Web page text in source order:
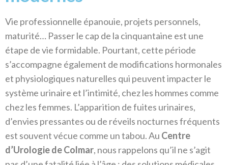
Vie professionnelle épanouie, projets personnels,
maturité… Passer le cap de la cinquantaine est une
étape de vie formidable. Pourtant, cette période
s’accompagne également de modifications hormonales
et physiologiques naturelles qui peuvent impacter le
système urinaire et l’intimité, chez les hommes comme
chez les femmes. L’apparition de fuites urinaires,
d’envies pressantes ou de réveils nocturnes fréquents
est souvent vécue comme un tabou. Au Centre
d’Urologie de Colmar, nous rappelons qu’il ne s’agit